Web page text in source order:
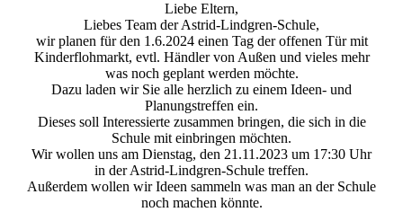
Liebe Eltern,
Liebes Team der Astrid-Lindgren-Schule,
wir planen für den 1.6.2024 einen Tag der offenen Tür mit
Kinderflohmarkt, evtl. Händler von Außen und vieles mehr
was noch geplant werden möchte.
Dazu laden wir Sie alle herzlich zu einem Ideen- und
Planungstreffen ein.
Dieses soll Interessierte zusammen bringen, die sich in die
Schule mit einbringen möchten.
Wir wollen uns am Dienstag, den 21.11.2023 um 17:30 Uhr
in der Astrid-Lindgren-Schule treffen.
Außerdem wollen wir Ideen sammeln was man an der Schule
noch machen könnte.